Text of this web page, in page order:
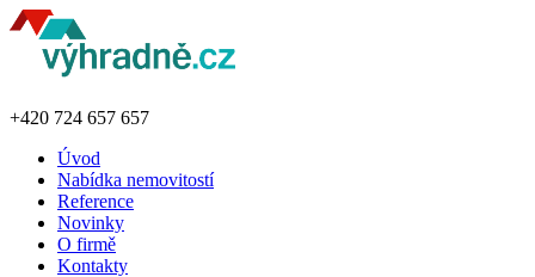
+420 724 657 657
Úvod
Nabídka nemovitostí
Reference
Novinky
O firmě
Kontakty